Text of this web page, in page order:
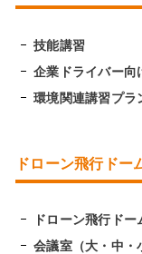
技能講習
企業ドライバー向
環境関連講習プラ
ドローン飛行ド
ドローン飛行ドー
会議室（大・中・